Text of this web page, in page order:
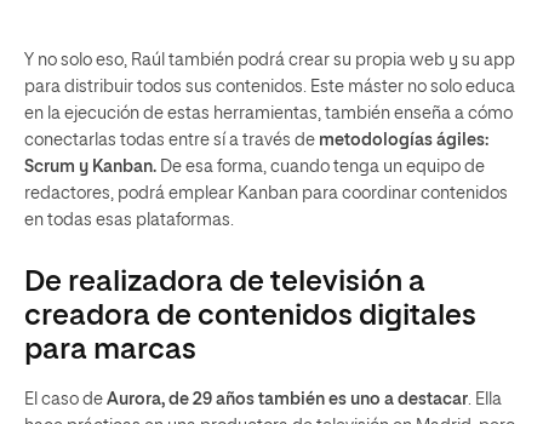
Y no solo eso, Raúl también podrá crear su propia web y su app
para distribuir todos sus contenidos. Este máster no solo educa
en la ejecución de estas herramientas, también enseña a cómo
conectarlas todas entre sí a través de metodologías ágiles:
Scrum y Kanban. De esa forma, cuando tenga un equipo de
redactores, podrá emplear Kanban para coordinar contenidos
en todas esas plataformas.
De realizadora de televisión a
creadora de contenidos digitales
para marcas
El caso de Aurora, de 29 años también es uno a destacar. Ella